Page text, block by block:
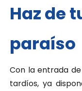
Haz de
paraíso
Con la entrada
tardíos, ya